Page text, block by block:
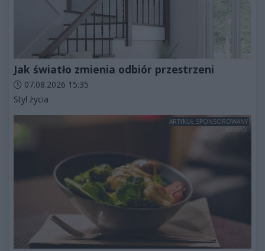
Jak światło zmienia odbiór przestrzeni
Data dodania artykułu:
07.08.2026 15:35
Kategorie artykułu:
Styl życia
ARTYKUŁ SPONSOROWANY